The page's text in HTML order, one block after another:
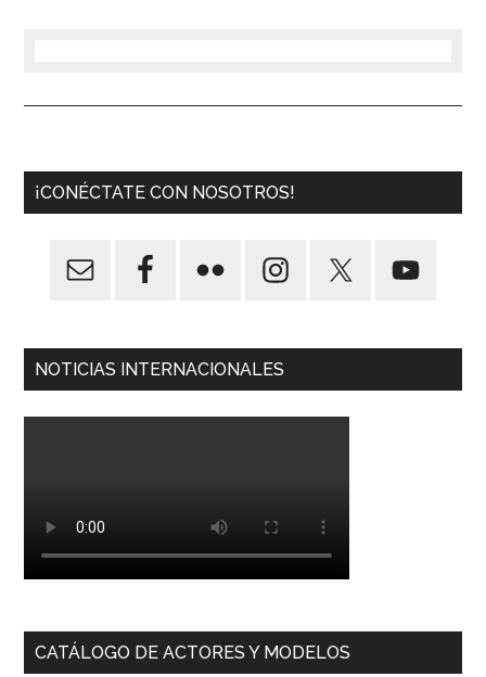
¡CONÉCTATE CON NOSOTROS!
NOTICIAS INTERNACIONALES
CATÁLOGO DE ACTORES Y MODELOS